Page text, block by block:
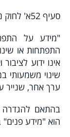
סעיף 52א' לחוק ניירות ערך מגדיר "מידע פנים" כדלקמן:
"מידע על
התפתחות או
אינו ידוע
שינוי משמעותי
ערך אחר, שנייר
הוא "מידע